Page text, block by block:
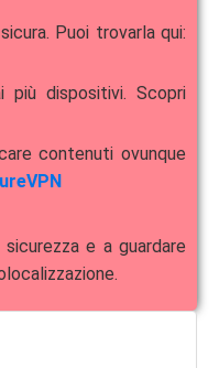
Puoi trovarla qui:
dispositivi. Scopri
contenuti ovunque
e a guardare